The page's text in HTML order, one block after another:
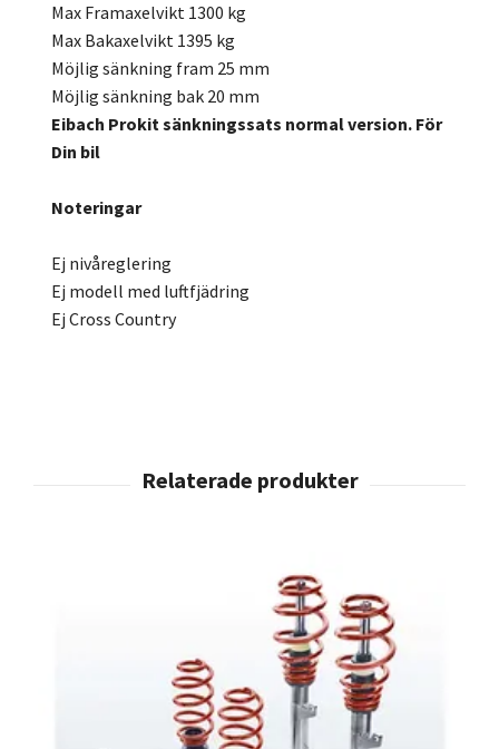
Max Framaxelvikt 1300 kg
Max Bakaxelvikt 1395 kg
Möjlig sänkning fram 25 mm
Möjlig sänkning bak 20 mm
Eibach Prokit sänkningssats normal version. För
Din bil
Noteringar
Ej nivåreglering
Ej modell med luftfjädring
Ej Cross Country